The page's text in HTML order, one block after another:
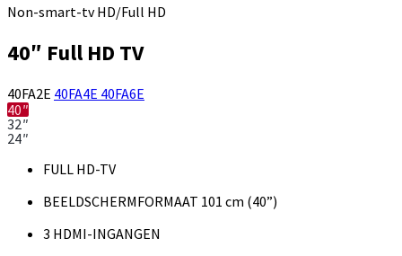
Non-smart-tv HD/Full HD
40″ Full HD TV
40FA2E 40FA4E 40FA6E
40″
32″
24″
FULL HD-TV
BEELDSCHERMFORMAAT 101 cm (40”)
3 HDMI-INGANGEN